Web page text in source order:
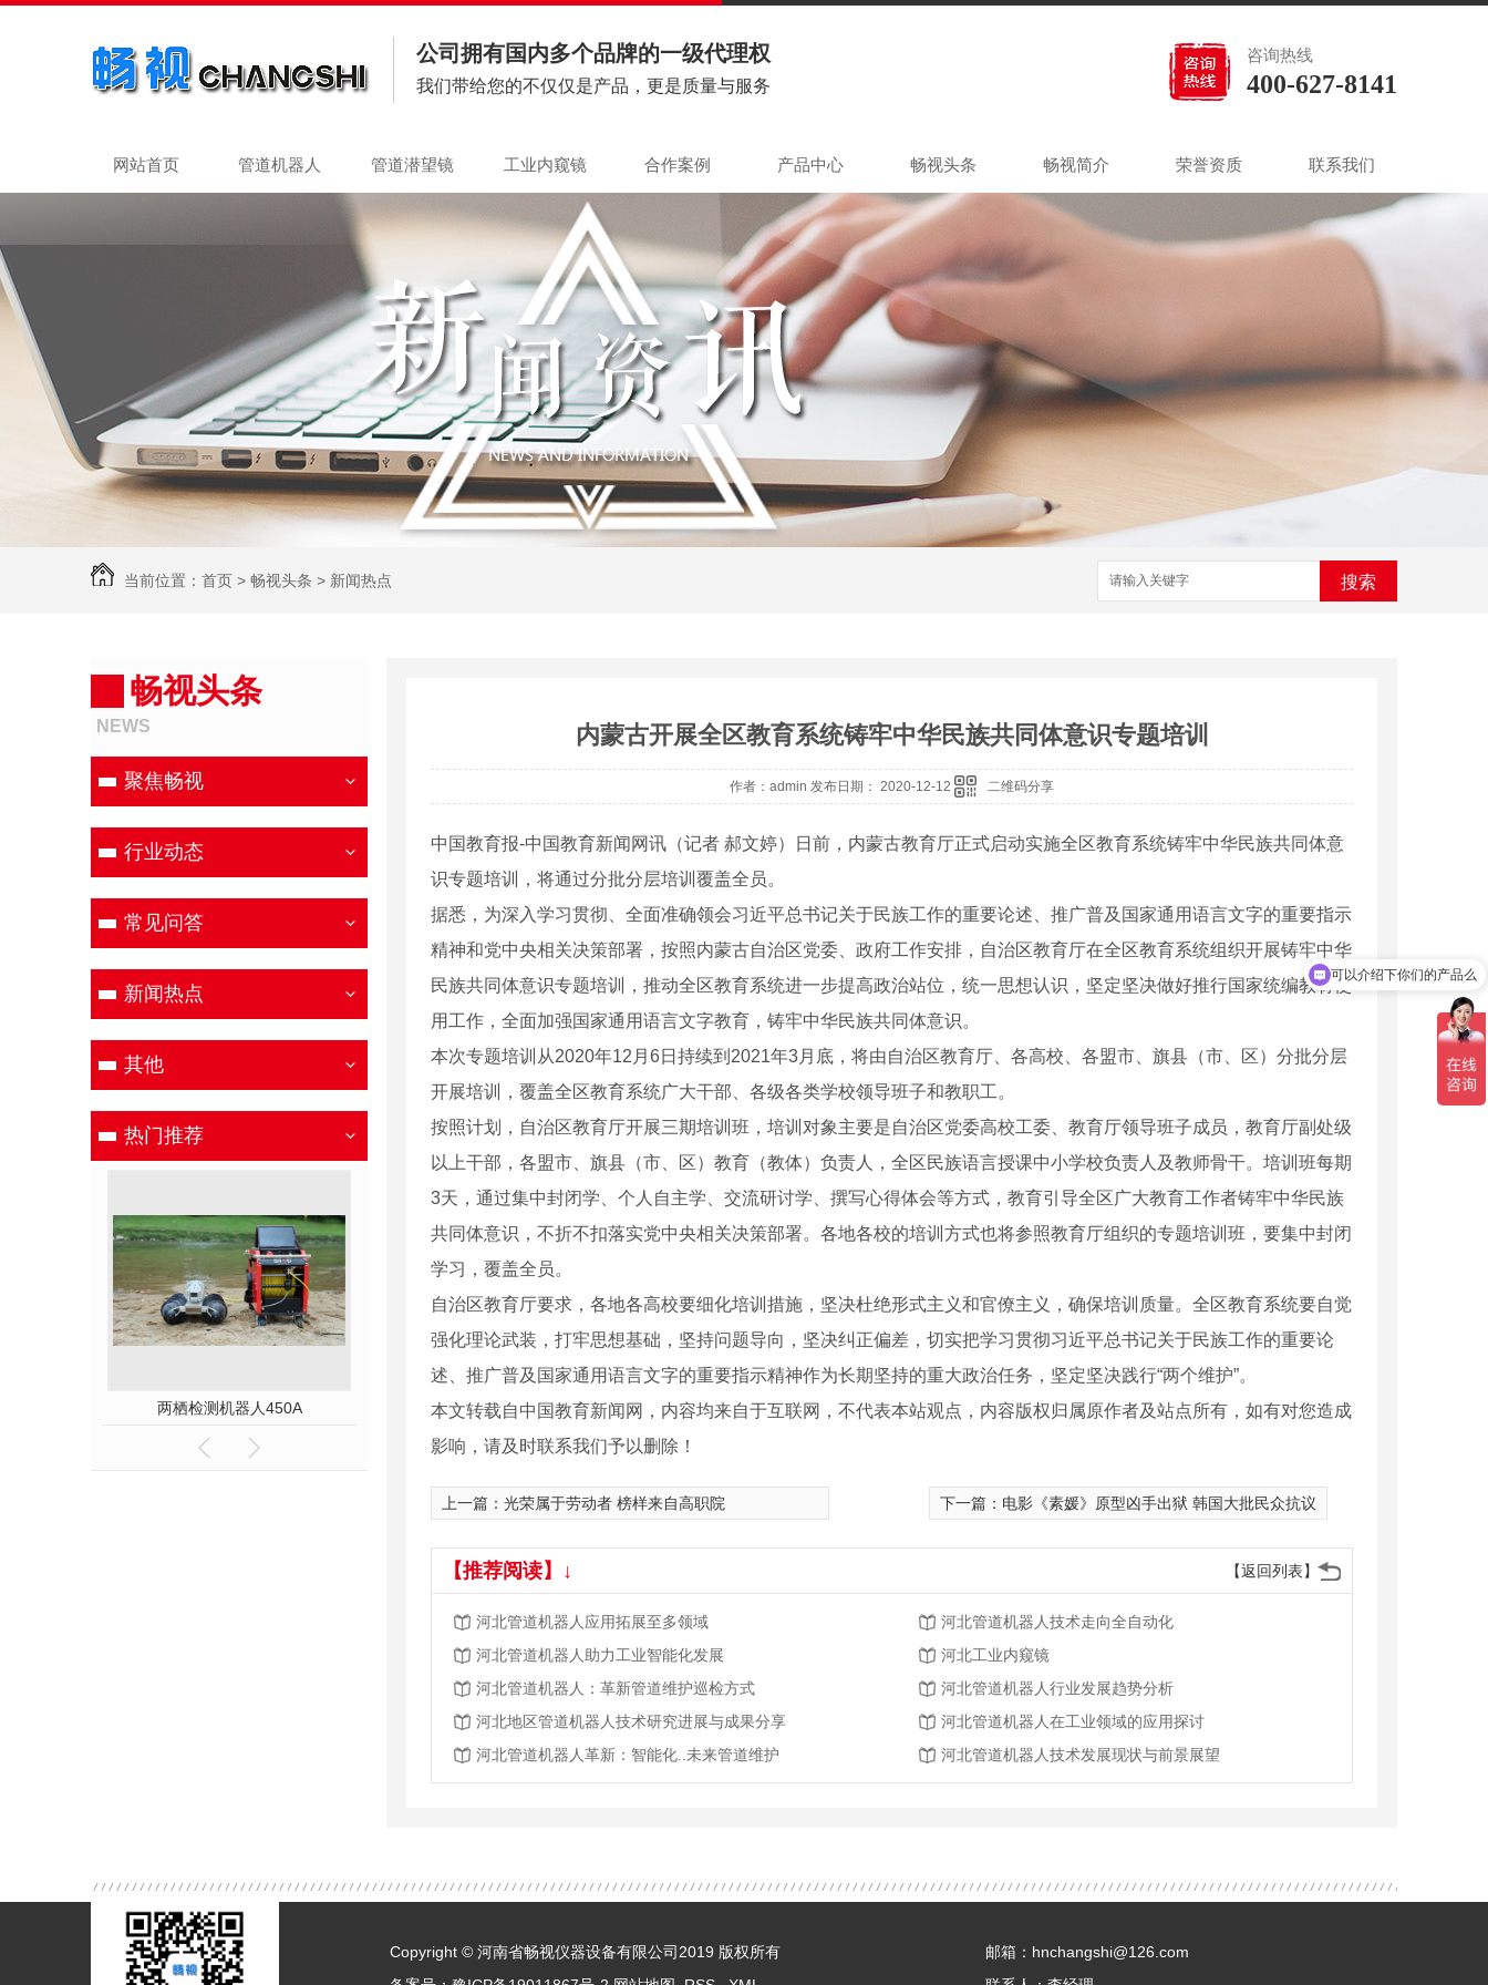
公司拥有国内多个品牌的一级代理权
我们带给您的不仅仅是产品，更是质量与服务
咨询热线
400-627-8141
网站首页 管道机器人 管道潜望镜 工业内窥镜 合作案例 产品中心 畅视头条 畅视简介 荣誉资质 联系我们
当前位置： 首页 > 畅视头条 > 新闻热点 搜索
畅视头条
NEWS
聚焦畅视
行业动态
常见问答
新闻热点
其他
热门推荐
两栖检测机器人450A
内蒙古开展全区教育系统铸牢中华民族共同体意识专题培训
作者：admin 发布日期： 2020-12-12 二维码分享
中国教育报-中国教育新闻网讯（记者 郝文婷）日前，内蒙古教育厅正式启动实施全区教育系统铸牢中华民族共同体意
识专题培训，将通过分批分层培训覆盖全员。
据悉，为深入学习贯彻、全面准确领会习近平总书记关于民族工作的重要论述、推广普及国家通用语言文字的重要指示
精神和党中央相关决策部署，按照内蒙古自治区党委、政府工作安排，自治区教育厅在全区教育系统组织开展铸牢中华
民族共同体意识专题培训，推动全区教育系统进一步提高政治站位，统一思想认识，坚定坚决做好推行国家统编教材使
用工作，全面加强国家通用语言文字教育，铸牢中华民族共同体意识。
本次专题培训从2020年12月6日持续到2021年3月底，将由自治区教育厅、各高校、各盟市、旗县（市、区）分批分层
开展培训，覆盖全区教育系统广大干部、各级各类学校领导班子和教职工。
按照计划，自治区教育厅开展三期培训班，培训对象主要是自治区党委高校工委、教育厅领导班子成员，教育厅副处级
以上干部，各盟市、旗县（市、区）教育（教体）负责人，全区民族语言授课中小学校负责人及教师骨干。培训班每期
3天，通过集中封闭学、个人自主学、交流研讨学、撰写心得体会等方式，教育引导全区广大教育工作者铸牢中华民族
共同体意识，不折不扣落实党中央相关决策部署。各地各校的培训方式也将参照教育厅组织的专题培训班，要集中封闭
学习，覆盖全员。
自治区教育厅要求，各地各高校要细化培训措施，坚决杜绝形式主义和官僚主义，确保培训质量。全区教育系统要自觉
强化理论武装，打牢思想基础，坚持问题导向，坚决纠正偏差，切实把学习贯彻习近平总书记关于民族工作的重要论
述、推广普及国家通用语言文字的重要指示精神作为长期坚持的重大政治任务，坚定坚决践行“两个维护”。
本文转载自中国教育新闻网，内容均来自于互联网，不代表本站观点，内容版权归属原作者及站点所有，如有对您造成
影响，请及时联系我们予以删除！
上一篇： 光荣属于劳动者 榜样来自高职院 下一篇： 电影《素媛》原型凶手出狱 韩国大批民众抗议
【返回列表】
【推荐阅读】↓
河北管道机器人应用拓展至多领域
河北管道机器人技术走向全自动化
河北管道机器人助力工业智能化发展
河北工业内窥镜
河北管道机器人：革新管道维护巡检方式
河北管道机器人行业发展趋势分析
河北地区管道机器人技术研究进展与成果分享
河北管道机器人在工业领域的应用探讨
河北管道机器人革新：智能化..未来管道维护
河北管道机器人技术发展现状与前景展望
Copyright © 河南省畅视仪器设备有限公司2019 版权所有
邮箱：hnchangshi@126.com
可以介绍下你们的产品么